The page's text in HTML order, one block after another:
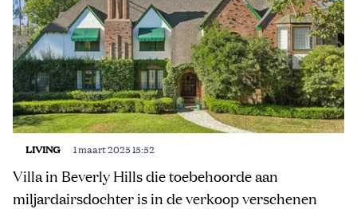
LIVING 1 maart 2025 15:52
Villa in Beverly Hills die toebehoorde aan
miljardairsdochter is in de verkoop verschenen